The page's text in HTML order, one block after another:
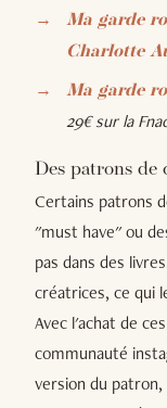
Ma garde
Charlotte
Ma garde
29€ sur la
Des patrons de
Certains patrons
"must have" ou
pas dans des
créatrices, ce qui
Avec l'achat de
communauté
version du